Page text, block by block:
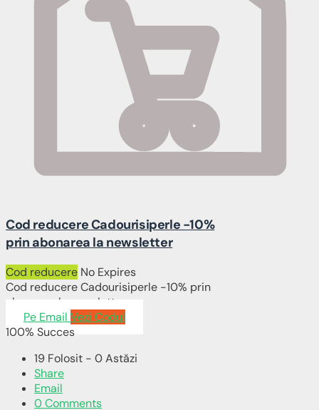
Cod reducere Cadourisiperle -10%
prin abonarea la newsletter
Cod reducere No Expires
Cod reducere Cadourisiperle -10% prin
abonarea la newsletter
Pe Email Vezi Codul
100% Succes
19 Folosit - 0 Astăzi
Share
Email
0 Comments